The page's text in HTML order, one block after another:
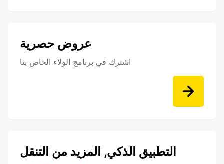
عروض حصرية
اشترك في برنامج الولاء الخاص بنا
التطبيق الذكي, المزيد من التنقل